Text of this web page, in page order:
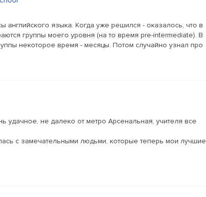
языка. Когда уже решился - оказалось, что в
группы моего уровня (на то время pre-intermediate). В
некоторое время - месяцы. Потом случайно узнал про
удачное, не далеко от метро Арсенальная, учителя все
с замечательными людьми, которые теперь мои лучшие